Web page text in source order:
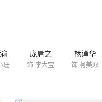
珊
庞庸之
饰 李大宝
杨谨华
饰 柯美双